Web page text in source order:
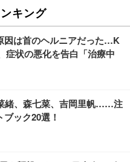
キング
因は首のヘルニアだった…K
症状の悪化を告白「治療中
緒、森七菜、吉岡里帆……注
ブック20選！